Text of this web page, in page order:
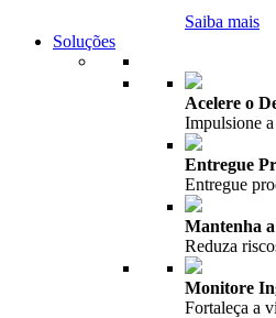
Saiba mais
Soluções
Acelere o
Impulsione
Entregue
Entregue
Mantenha
Reduza
Monitore
Fortaleça a